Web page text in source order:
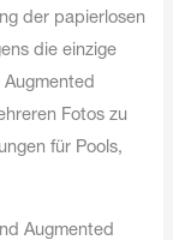
der papierlosen
die einzige
Fotos zu
für Pools,
Augmented